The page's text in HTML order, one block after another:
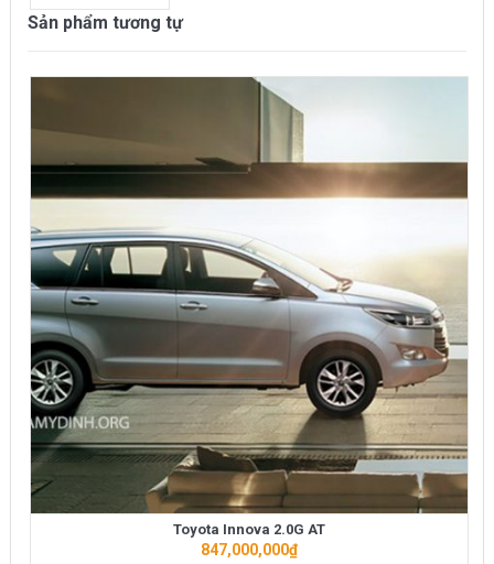
Sản phẩm tương tự
Toyota Innova 2.0G AT
847,000,000₫